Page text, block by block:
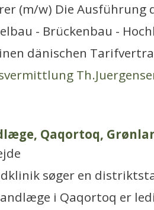
(m/w) Die Ausführung
- Brückenbau -
dänischen
Qaqortoq,
søger en
i Qaqortoq er